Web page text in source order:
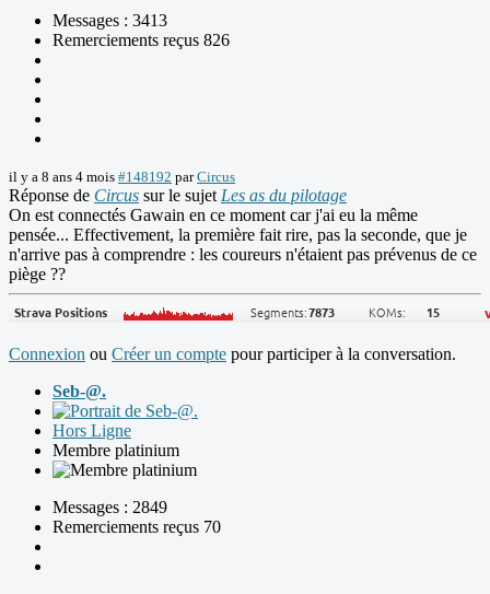
Messages : 3413
Remerciements reçus 826
il y a 8 ans 4 mois #148192 parCircus
Réponse de Circus sur le sujet Les as du pilotage
On est connectés Gawain en ce moment car j'ai eu la même
pensée... Effectivement, la première fait rire, pas la seconde, que je
n'arrive pas à comprendre : les coureurs n'étaient pas prévenus de ce
piège ??
Connexion ou Créer un compte pour participer à la conversation.
Seb-@.
Hors Ligne
Membre platinium
Messages : 2849
Remerciements reçus 70